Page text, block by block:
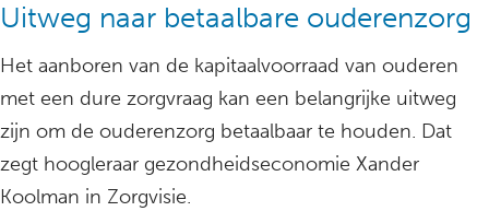
Uitweg naar betaalbare ouderenzorg
Het aanboren van de kapitaalvoorraad van ouderen
met een dure zorgvraag kan een belangrijke uitweg
zijn om de ouderenzorg betaalbaar te houden. Dat
zegt hoogleraar gezondheidseconomie Xander
Koolman in Zorgvisie.